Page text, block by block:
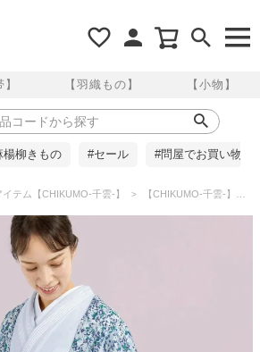
】 【羽織もの】 【小物】
楊柳きもの #セール #問屋でお買い物
テム【CHIKUMO-千雲-】 【CHIKUMO-千雲-】洗える薄羽織 ジョーゼット リーフ ブルー×グレー(80cm丈）くるり